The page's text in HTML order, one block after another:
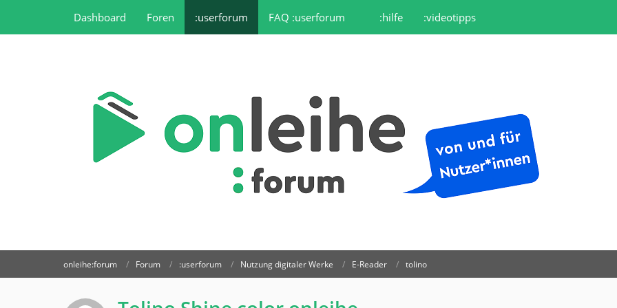
Dashboard Foren :userforum FAQ :userforum :hilfe :videotipps
onleihe:forum Forum :userforum Nutzung digitaler Werke E-Reader tolino